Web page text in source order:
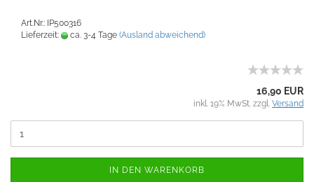
Art.Nr.: IP500316
Lieferzeit:
ca. 3-4 Tage (Ausland abweichend)
16,90 EUR
inkl. 19% MwSt. zzgl. Versand
IN DEN WARENKORB